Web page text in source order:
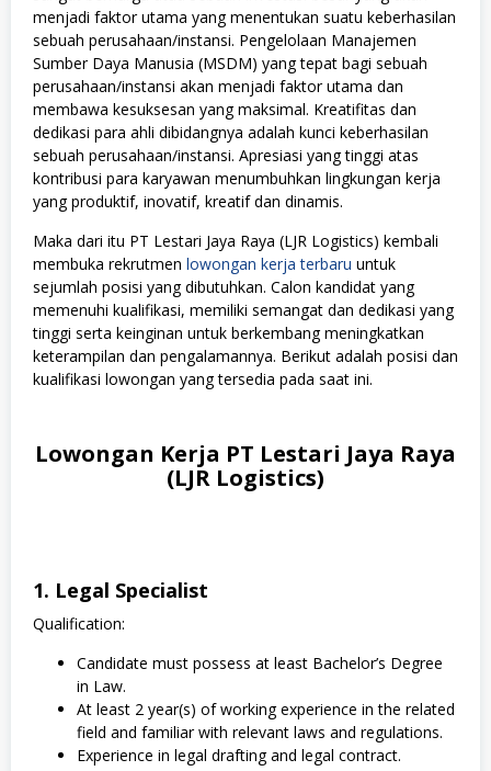
menjadi faktor utama yang menentukan suatu keberhasilan
sebuah perusahaan/instansi. Pengelolaan Manajemen
Sumber Daya Manusia (MSDM) yang tepat bagi sebuah
perusahaan/instansi akan menjadi faktor utama dan
membawa kesuksesan yang maksimal. Kreatifitas dan
dedikasi para ahli dibidangnya adalah kunci keberhasilan
sebuah perusahaan/instansi. Apresiasi yang tinggi atas
kontribusi para karyawan menumbuhkan lingkungan kerja
yang produktif, inovatif, kreatif dan dinamis.
Maka dari itu PT Lestari Jaya Raya (LJR Logistics) kembali
membuka rekrutmen lowongan kerja terbaru untuk
sejumlah posisi yang dibutuhkan. Calon kandidat yang
memenuhi kualifikasi, memiliki semangat dan dedikasi yang
tinggi serta keinginan untuk berkembang meningkatkan
keterampilan dan pengalamannya. Berikut adalah posisi dan
kualifikasi lowongan yang tersedia pada saat ini.
Lowongan Kerja PT Lestari Jaya Raya
(LJR Logistics)
1. Legal Specialist
Qualification:
Candidate must possess at least Bachelor’s Degree
in Law.
At least 2 year(s) of working experience in the related
field and familiar with relevant laws and regulations.
Experience in legal drafting and legal contract.